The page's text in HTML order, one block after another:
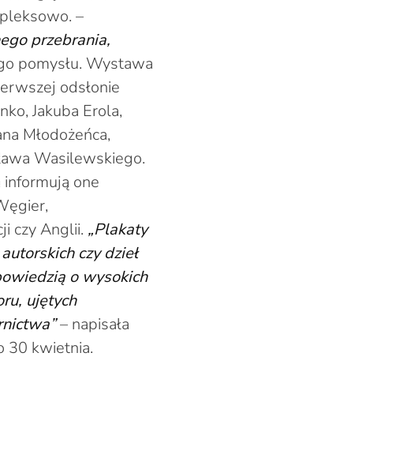
–
przebrania,
pomysłu. Wystawa
odsłonie
Jakuba Erola,
Młodożeńca,
Wasilewskiego.
informują one
czy Anglii. „Plakaty
czy dzieł
o wysokich
ujętych
– napisała
30 kwietnia.